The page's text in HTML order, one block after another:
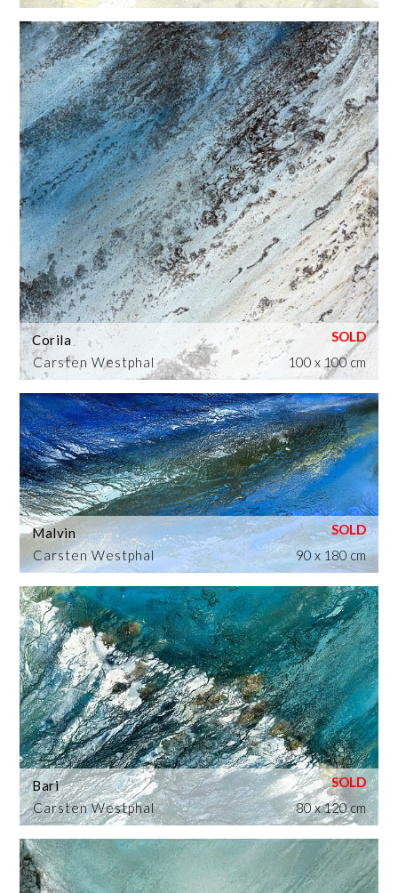
Carsten Westphal
Corila
100 x 100 cm
Carsten Westphal
Malvin
90 x 180 cm
Carsten Westphal
Bari
80 x 120 cm